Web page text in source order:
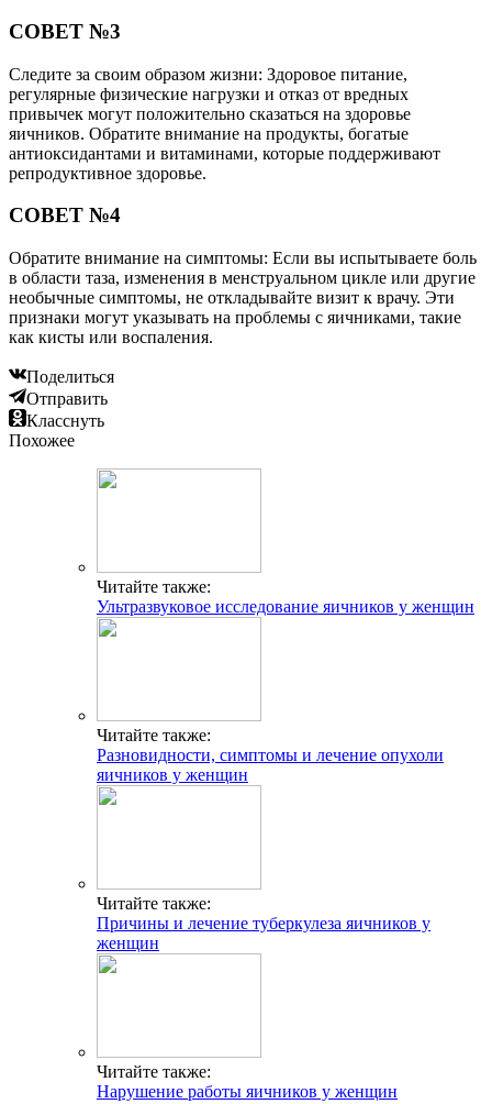
СОВЕТ №3
Следите за своим образом жизни: Здоровое питание,
регулярные физические нагрузки и отказ от вредных
привычек могут положительно сказаться на здоровье
яичников. Обратите внимание на продукты, богатые
антиоксидантами и витаминами, которые поддерживают
репродуктивное здоровье.
СОВЕТ №4
Обратите внимание на симптомы: Если вы испытываете боль
в области таза, изменения в менструальном цикле или другие
необычные симптомы, не откладывайте визит к врачу. Эти
признаки могут указывать на проблемы с яичниками, такие
как кисты или воспаления.
Поделиться
Отправить
Класснуть
Похожее
Читайте также:
Ультразвуковое исследование яичников у женщин
Читайте также:
Разновидности, симптомы и лечение опухоли
яичников у женщин
Читайте также:
Причины и лечение туберкулеза яичников у
женщин
Читайте также:
Нарушение работы яичников у женщин